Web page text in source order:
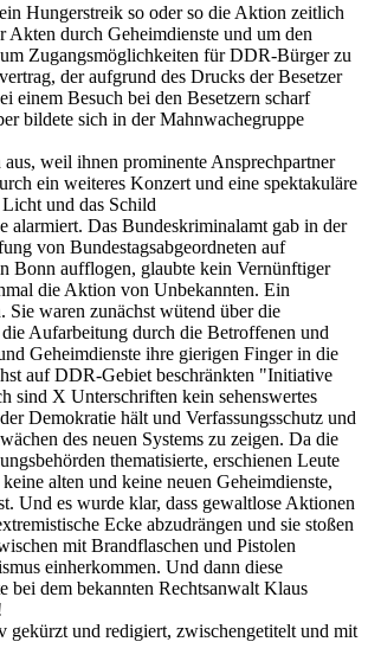
Hungerstreik so oder so die Aktion zeitlich
durch Geheimdienste und um den
Zugangsmöglichkeiten für DDR-Bürger zu
der aufgrund des Drucks der Besetzer
einem Besuch bei den Besetzern scharf
bildete sich in der Mahnwachegruppe
weil ihnen prominente Ansprechpartner
ein weiteres Konzert und eine spektakuläre
und das Schild
alarmiert. Das Bundeskriminalamt gab in der
von Bundestagsabgeordneten auf
Bonn aufflogen, glaubte kein Vernünftiger
die Aktion von Unbekannten. Ein
Sie waren zunächst wütend über die
Aufarbeitung durch die Betroffenen und
Geheimdienste ihre gierigen Finger in die
auf DDR-Gebiet beschränkten "Initiative
sind X Unterschriften kein sehenswertes
Demokratie hält und Verfassungsschutz und
des neuen Systems zu zeigen. Da die
thematisierte, erschienen Leute
alten und keine neuen Geheimdienste,
Und es wurde klar, dass gewaltlose Aktionen
Ecke abzudrängen und sie stoßen
mit Brandflaschen und Pistolen
einherkommen. Und dann diese
bei dem bekannten Rechtsanwalt Klaus
gekürzt und redigiert, zwischengetitelt und mit